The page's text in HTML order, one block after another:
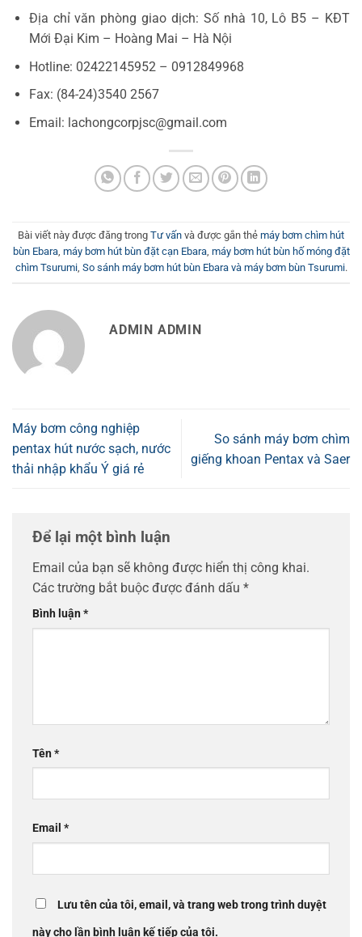
Địa chỉ văn phòng giao dịch: Số nhà 10, Lô B5 – KĐT
Mới Đại Kim – Hoàng Mai – Hà Nội
Hotline: 02422145952 – 0912849968
Fax: (84-24)3540 2567
Email: lachongcorpjsc@gmail.com
Bài viết này được đăng trong Tư vấn và được gắn thẻ máy bơm chìm hút
bùn Ebara, máy bơm hút bùn đặt cạn Ebara, máy bơm hút bùn hố móng đặt
chìm Tsurumi, So sánh máy bơm hút bùn Ebara và máy bơm bùn Tsurumi.
ADMIN ADMIN
Máy bơm công nghiệp
pentax hút nước sạch, nước
thải nhập khẩu Ý giá rẻ
So sánh máy bơm chìm
giếng khoan Pentax và Saer
Để lại một bình luận
Email của bạn sẽ không được hiển thị công khai.
Các trường bắt buộc được đánh dấu *
Bình luận*
Tên*
Email *
Lưu tên của tôi, email, và trang web trong trình duyệt
này cho lần bình luận kế tiếp của tôi.